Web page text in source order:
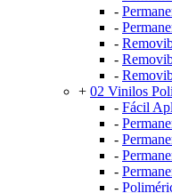
-
-
-
-
-
+ 02 Vinilos
- Fácil
-
-
-
-
-